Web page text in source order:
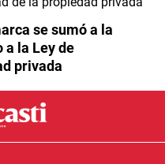
se sumó a la
a la Ley de
privada